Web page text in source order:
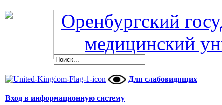
Оренбургский
медицинский
Для слабовидящих
Вход в информационную систему